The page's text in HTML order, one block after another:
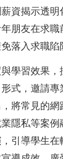
資揭示透明
朋友在求職
落入求職陷
學習效果，
式，邀請專
將常見的網
隱私等案例
引導學生在